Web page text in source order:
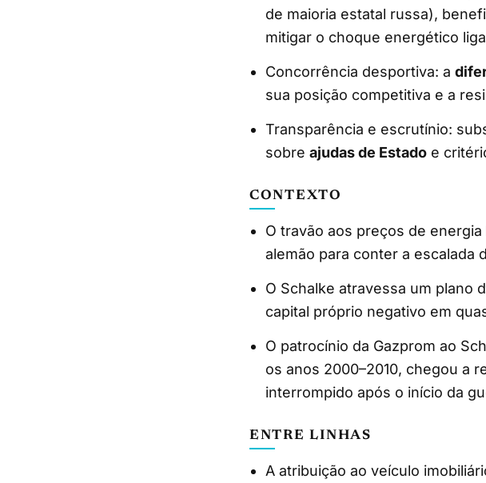
de maioria estatal russa),
mitigar o choque energético
Concorrência desportiva: a
sua posição competitiva e a
Transparência e escrutínio:
sobre ajudas de Estado e
CONTEXTO
O travão aos preços de
alemão para conter a
O Schalke atravessa um plano
capital próprio negativo em
O patrocínio da Gazprom ao
os anos 2000–2010, chegou a
interrompido após o início da
ENTRE LINHAS
A atribuição ao veículo